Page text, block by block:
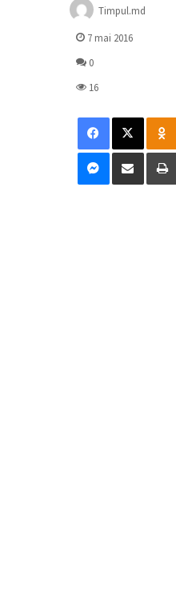
Timpul.md
7 mai 2016
0
16
Facebook
X
Messenger
Distribuie prin mail